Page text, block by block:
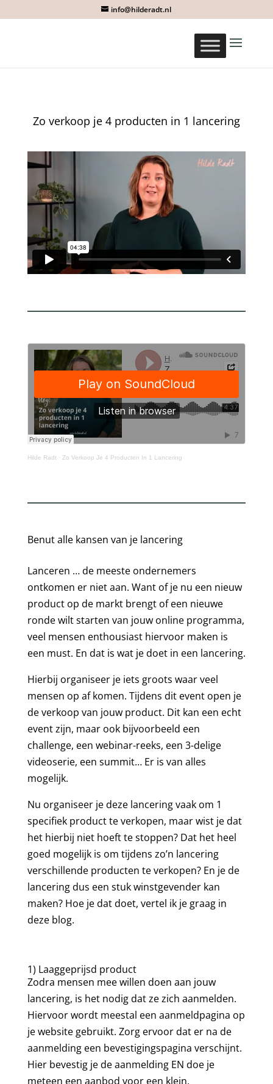
info@hilderadt.nl
Zo verkoop je 4 producten in 1 lancering
Hilde Radt · Zo Verkoop Je 4 Producten In 1 Lancering
Benut alle kansen van je lancering
Lanceren … de meeste ondernemers
ontkomen er niet aan. Want of je nu een nieuw
product op de markt brengt of een nieuwe
ronde wilt starten van jouw online programma,
veel mensen enthousiast hiervoor maken is
een must. En dat is wat je doet in een lancering.
Hierbij organiseer je iets groots waar veel
mensen op af komen. Tijdens dit event open je
de verkoop van jouw product. Dit kan een echt
event zijn, maar ook bijvoorbeeld een
challenge, een webinar-reeks, een 3-delige
videoserie, een summit… Er is van alles
mogelijk.
Nu organiseer je deze lancering vaak om 1
specifiek product te verkopen, maar wist je dat
het hierbij niet hoeft te stoppen? Dat het heel
goed mogelijk is om tijdens zo’n lancering
verschillende producten te verkopen? En je de
lancering dus een stuk winstgevender kan
maken? Hoe je dat doet, vertel ik je graag in
deze blog.
1) Laaggeprijsd product
Zodra mensen mee willen doen aan jouw
lancering, is het nodig dat ze zich aanmelden.
Hiervoor wordt meestal een aanmeldpagina op
je website gebruikt. Zorg ervoor dat er na de
aanmelding een bevestigingspagina verschijnt.
Hier bevestig je de aanmelding EN doe je
meteen een aanbod voor een klein,